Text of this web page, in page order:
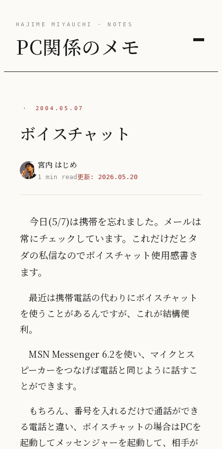
HAJIME MIYAUCHI · NOTES
PC関係のメモ
· 2004.05.07
ボイスチャット
宮内 はじめ
1 min read更新: 2026.05.20
今日(5/7)は携帯を忘れました。メールは
常にチェックしています。これだけだとタ
ダの私信なのでボイスチャット使用感書き
ます。
最近は携帯電話の代わりにボイスチャット
を使うことがあるんですが、これが結構便
利。
MSN Messenger 6.2を使い、マイクとス
ピーカーをつなげば電話と同じように話すこ
とができます。
もちろん、番号を入れるだけで通話ができ
る電話と違い、ボイスチャットの場合はPCを
起動してメッセンジャーを起動して、相手が